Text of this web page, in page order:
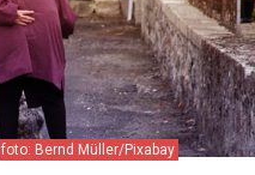
foto: Bernd Müller/Pixabay